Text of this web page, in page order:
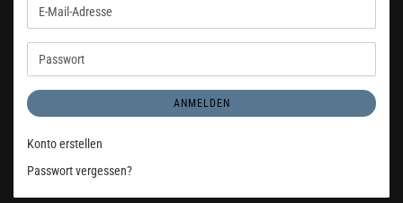
E-
Mail-
Adresse
Passwort
ANMELDEN
Konto erstellen
Passwort vergessen?